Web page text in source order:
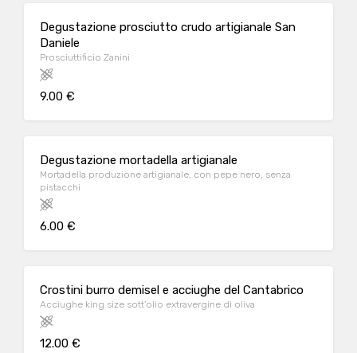
Degustazione prosciutto crudo artigianale San
Daniele
Prosciuttificio Zanini
9.00 €
Degustazione mortadella artigianale
Mortadella produzione artigianale, con pepe nero, senza
pistacchi
6.00 €
Crostini burro demisel e acciughe del Cantabrico
Acciughe king size sott'olio extravergine di oliva
12.00 €